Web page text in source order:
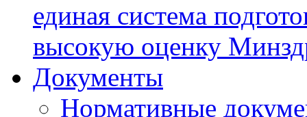
единая система
высокую оценку
Документы
Нормативные